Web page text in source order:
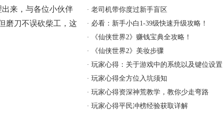
来，与各位小伙伴
磨刀不误砍柴工，这
· 老司机带你度过新手盲区
· 必看：新手小白1-39级快速升级攻略！
·
《仙侠世界2》赚钱宝典全攻略！
·
《仙侠世界2》美妆步骤
· 玩家心得：关于游戏中的系统以及键位设置
· 玩家心得全方位入坑须知
· 玩家心得资深神荒教学，教你少走弯路
· 玩家心得平民冲榜经验获取详解